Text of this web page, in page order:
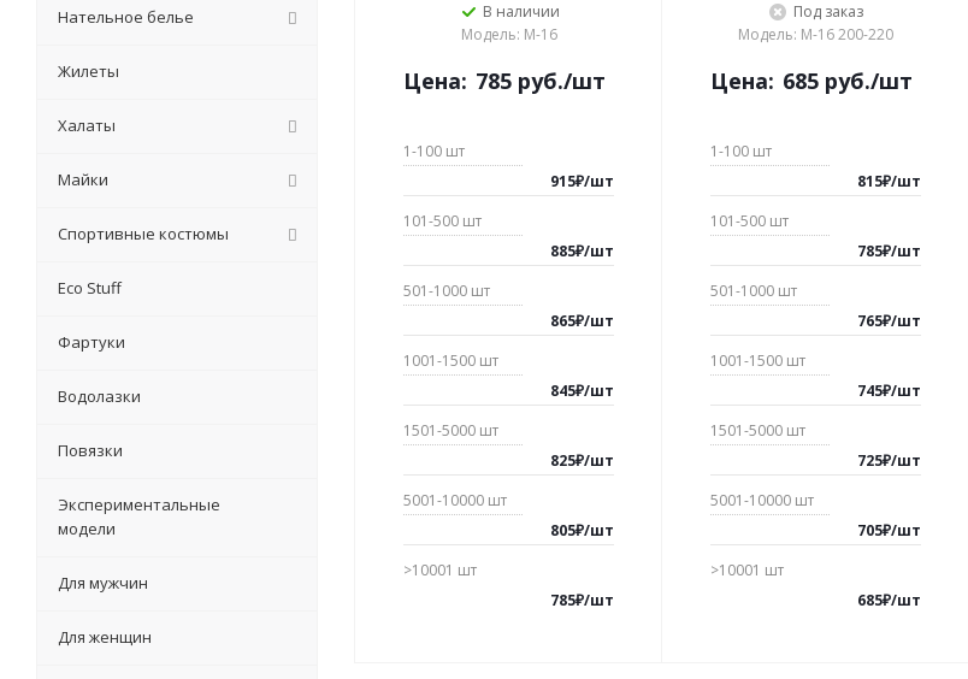
В наличии
Модель: М-16
Цена: 785 руб./шт
1-100 шт
915₽/шт
101-500 шт
885₽/шт
501-1000 шт
865₽/шт
1001-1500 шт
845₽/шт
1501-5000 шт
825₽/шт
5001-10000 шт
805₽/шт
>10001 шт
785₽/шт
Под заказ
Модель: М-16 200-220
Цена: 685 руб./шт
1-100 шт
815₽/шт
101-500 шт
785₽/шт
501-1000 шт
765₽/шт
1001-1500 шт
745₽/шт
1501-5000 шт
725₽/шт
5001-10000 шт
705₽/шт
>10001 шт
685₽/шт
Нательное белье
Жилеты
Халаты
Майки
Спортивные костюмы
Eсо Stuff
Фартуки
Водолазки
Повязки
Экспериментальные
модели
Для мужчин
Для женщин